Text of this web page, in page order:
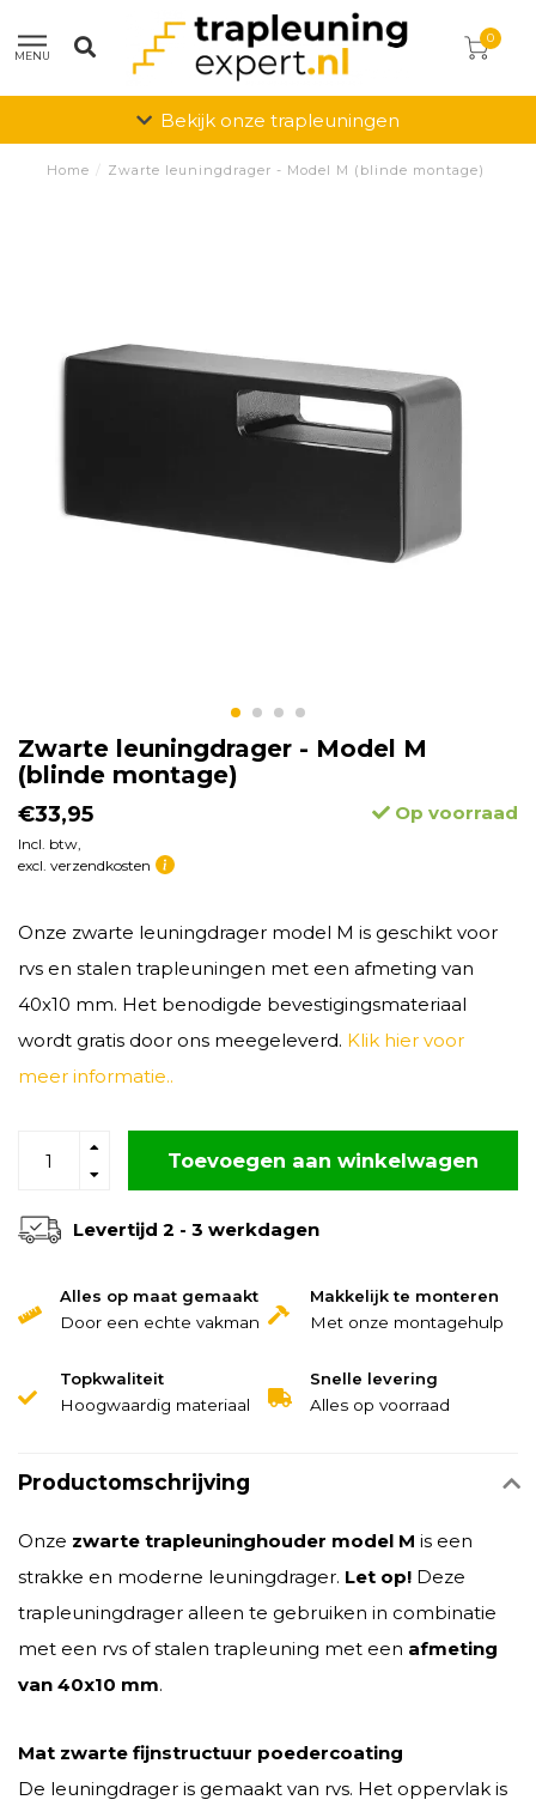
MENU
0
Bekijk onze trapleuningen
Home / Zwarte leuningdrager - Model M (blinde montage)
Zwarte leuningdrager - Model M
(blinde montage)
€33,95
Incl. btw,
excl. verzendkosten
Op voorraad
Onze zwarte leuningdrager model M is geschikt voor
rvs en stalen trapleuningen met een afmeting van
40x10 mm. Het benodigde bevestigingsmateriaal
wordt gratis door ons meegeleverd. Klik hier voor
meer informatie..
Toevoegen aan winkelwagen
Levertijd 2 - 3 werkdagen
Alles op maat gemaakt
Door een echte vakman
Makkelijk te monteren
Met onze montagehulp
Topkwaliteit
Hoogwaardig materiaal
Snelle levering
Alles op voorraad
Productomschrijving
Onze zwarte trapleuninghouder model M is een
strakke en moderne leuningdrager. Let op! Deze
trapleuningdrager alleen te gebruiken in combinatie
met een rvs of stalen trapleuning met een afmeting
van 40x10 mm.
Mat zwarte fijnstructuur poedercoating
De leuningdrager is gemaakt van rvs. Het oppervlak is